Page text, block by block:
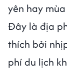
yên hay
Đây là địa
thích bởi
phí du lịch